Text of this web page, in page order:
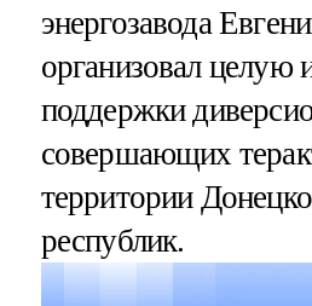
энергозавода
организовал целую
поддержки
совершающих
территории
республик.